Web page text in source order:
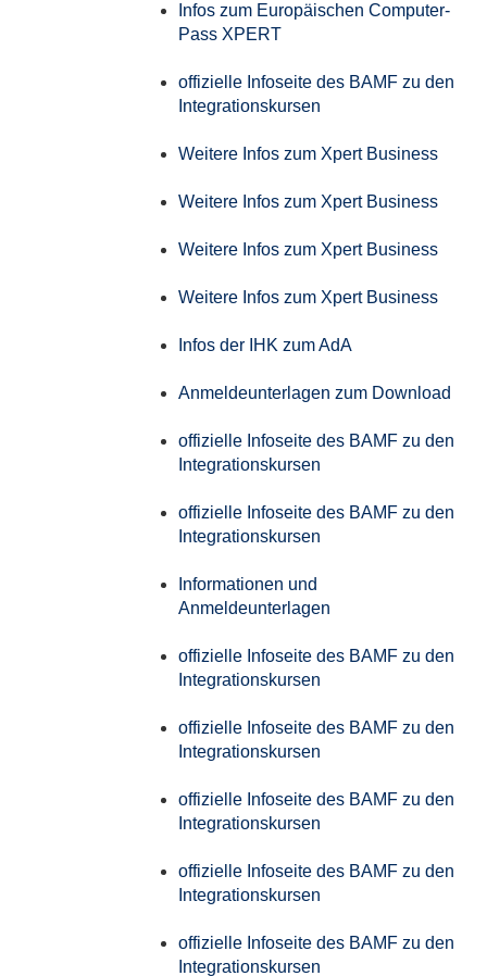
Infos zum Europäischen Computer-
Pass XPERT
offizielle Infoseite des BAMF zu den
Integrationskursen
Weitere Infos zum Xpert Business
Weitere Infos zum Xpert Business
Weitere Infos zum Xpert Business
Weitere Infos zum Xpert Business
Infos der IHK zum AdA
Anmeldeunterlagen zum Download
offizielle Infoseite des BAMF zu den
Integrationskursen
offizielle Infoseite des BAMF zu den
Integrationskursen
Informationen und
Anmeldeunterlagen
offizielle Infoseite des BAMF zu den
Integrationskursen
offizielle Infoseite des BAMF zu den
Integrationskursen
offizielle Infoseite des BAMF zu den
Integrationskursen
offizielle Infoseite des BAMF zu den
Integrationskursen
offizielle Infoseite des BAMF zu den
Integrationskursen